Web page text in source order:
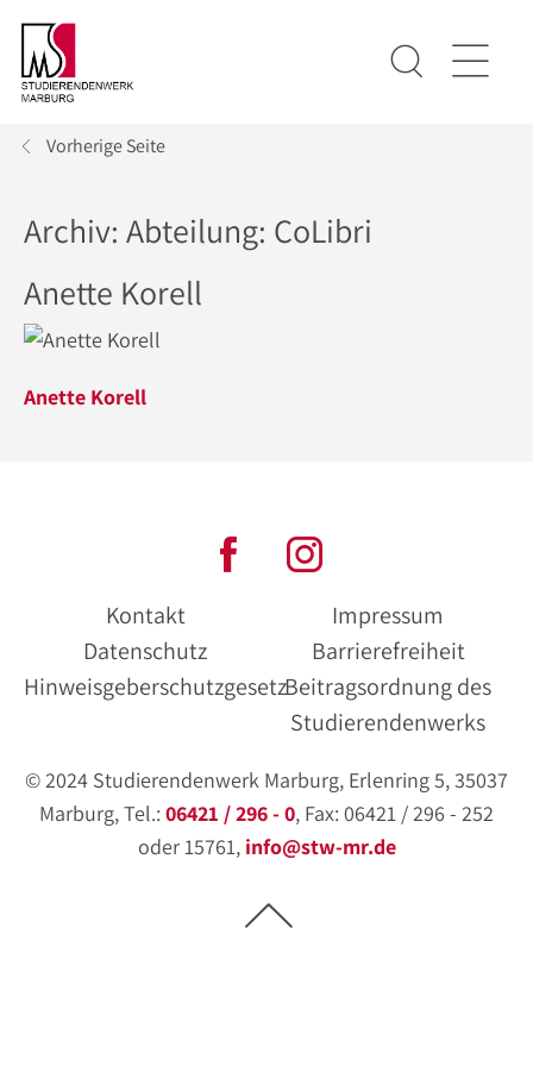
Vorherige Seite
Archiv: Abteilung: CoLibri
Anette Korell
Anette Korell
Kontakt
Impressum
Datenschutz
Barrierefreiheit
HinweisgeberschutzgesetzBeitragsordnung des
Studierendenwerks
© 2024 Studierendenwerk Marburg, Erlenring 5, 35037
Marburg, Tel.: 06421 / 296 - 0, Fax: 06421 / 296 - 252
oder 15761, info@stw-mr.de